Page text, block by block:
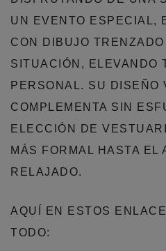
UN EVENTO ESPECIAL,
CON DIBUJO
SITUACIÓN, ELEVANDO
PERSONAL. SU DISEÑO
COMPLEMENTA SIN
ELECCIÓN DE
MÁS FORMAL HASTA EL
RELAJADO.
AQUÍ EN ESTOS
TODO: